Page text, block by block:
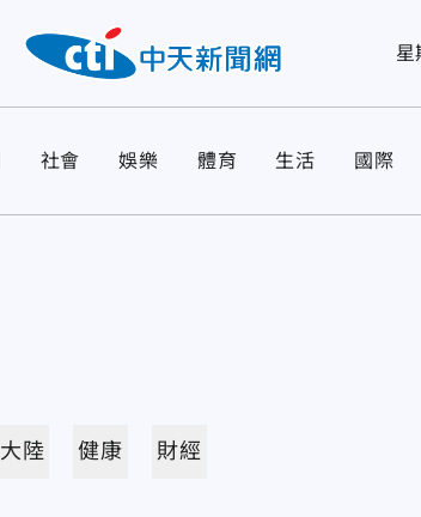
星
社會 娛樂 體育 生活 國際
大陸 健康 財經